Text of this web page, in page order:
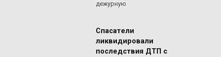
дежурную
Спасатели
ликвидировали
последствия ДТП с